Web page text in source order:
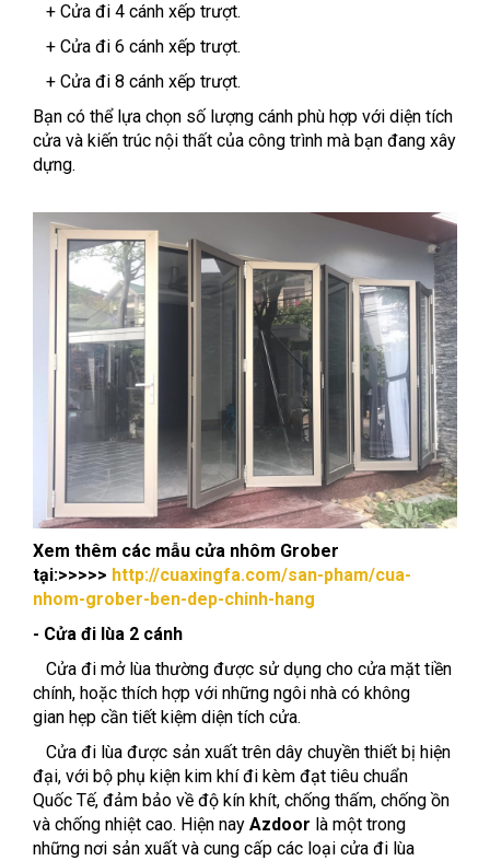
+ Cửa đi 4 cánh xếp trượt.
+ Cửa đi 6 cánh xếp trượt.
+ Cửa đi 8 cánh xếp trượt.
Bạn có thể lựa chọn số lượng cánh phù hợp với diện tích
cửa và kiến trúc nội thất của công trình mà bạn đang xây
dựng.
Xem thêm các mẫu cửa nhôm Grober
tại:>>>>> http://cuaxingfa.com/san-pham/cua-
nhom-grober-ben-dep-chinh-hang
- Cửa đi lùa 2 cánh
Cửa đi mở lùa thường được sử dụng cho cửa mặt tiền
chính, hoặc thích hợp với những ngôi nhà có không
gian hẹp cần tiết kiệm diện tích cửa.
Cửa đi lùa được sản xuất trên dây chuyền thiết bị hiện
đại, với bộ phụ kiện kim khí đi kèm đạt tiêu chuẩn
Quốc Tế, đảm bảo về độ kín khít, chống thấm, chống ồn
và chống nhiệt cao. Hiện nay Azdoor là một trong
những nơi sản xuất và cung cấp các loại cửa đi lùa